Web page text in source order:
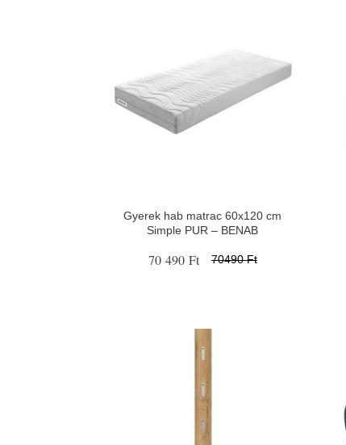
Gyerek hab matrac 60x120 cm
Simple PUR – BENAB
70 490 Ft 70490 Ft